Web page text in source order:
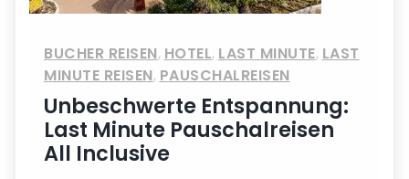
BUCHER REISEN, HOTEL, LAST MINUTE, LAST
MINUTE REISEN, PAUSCHALREISEN
Unbeschwerte Entspannung:
Last Minute Pauschalreisen
All Inclusive